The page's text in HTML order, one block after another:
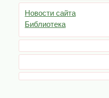
Новости сайта
Библиотека